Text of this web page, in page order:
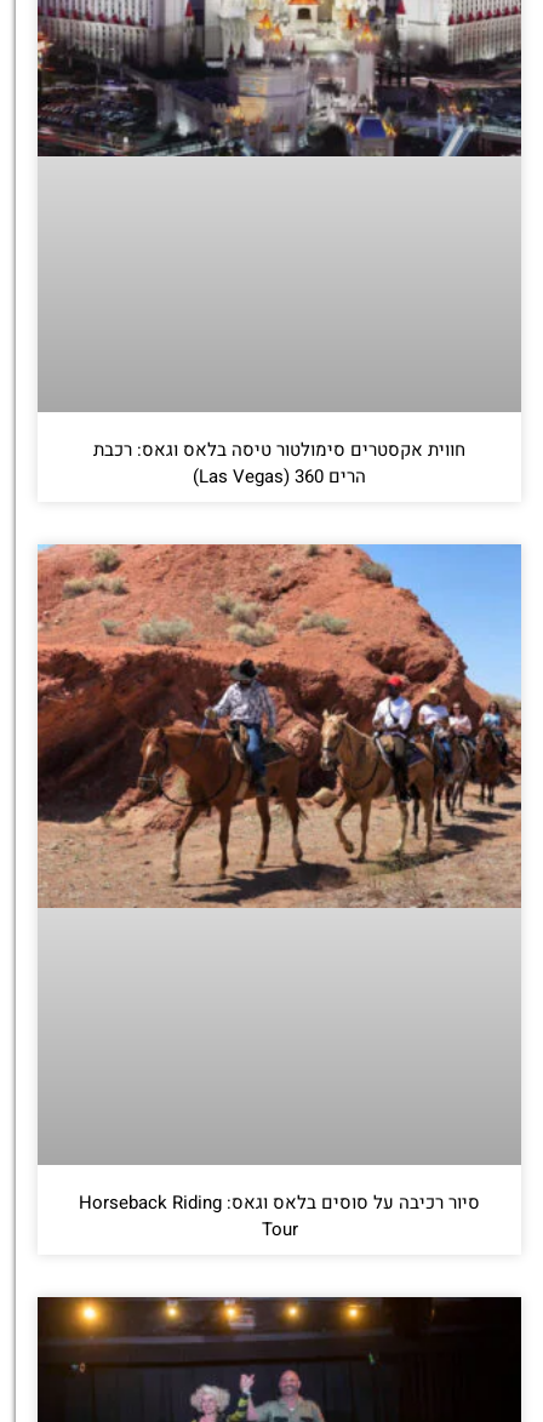
חווית אקסטרים סימולטור טיסה בלאס וגאס: רכבת
הרים 360 (Las Vegas)
סיור רכיבה על סוסים בלאס וגאס: Horseback Riding
Tour